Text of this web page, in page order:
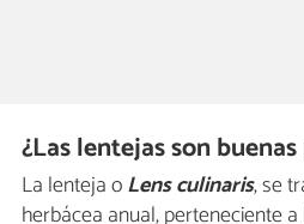
¿Las lentejas son
La lenteja oLens culinaris, se
herbácea anual, perteneciente